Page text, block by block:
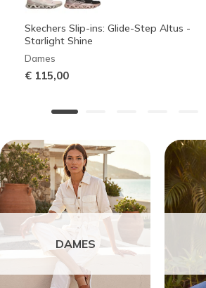
Skechers Slip-ins: Glide-Step Altus -
Starlight Shine
Dames
€ 115,00
DAMES